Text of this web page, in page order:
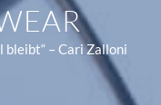
bleibt“ – Cari Zalloni